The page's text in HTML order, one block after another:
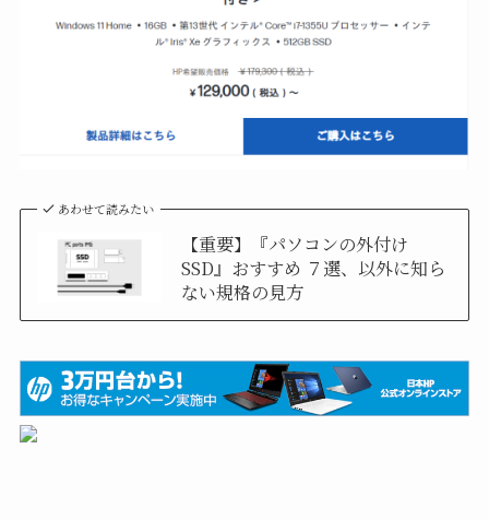
あわせて読みたい
【重要】『パソコンの外付け
SSD』おすすめ ７選、以外に知ら
ない規格の見方